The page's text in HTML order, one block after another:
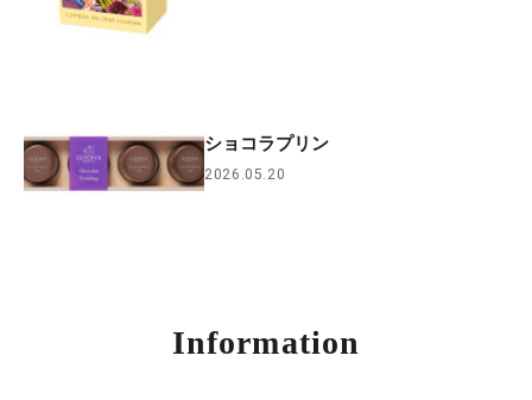
ショコラプリン
2026.05.20
Information